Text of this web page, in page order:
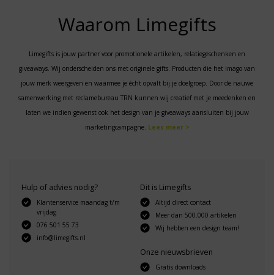
Waarom Limegifts
Limegifts is jouw partner voor promotionele artikelen, relatiegeschenken en
giveaways. Wij onderscheiden ons met originele gifts. Producten die het imago van
jouw merk weergeven en waarmee je écht opvalt bij je doelgroep. Door de nauwe
samenwerking met reclamebureau TRN kunnen wij creatief met je meedenken en
laten we indien gewenst ook het design van je giveaways aansluiten bij jouw
marketingcampagne. Lees meer >
Hulp of advies nodig?
Klantenservice maandag t/m
vrijdag
076 501 55 73
info@limegifts.nl
Dit is Limegifts
Altijd direct contact
Meer dan 500.000 artikelen
Wij hebben een design team!
Onze nieuwsbrieven
Gratis downloads